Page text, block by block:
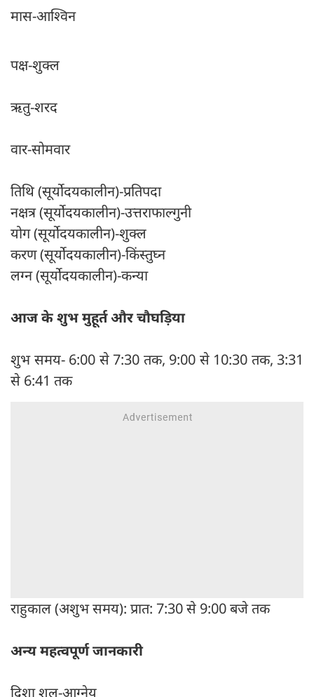
मास-आश्विन
पक्ष-शुक्ल
ऋतु-शरद
वार-सोमवार
तिथि (सूर्योदयकालीन)-प्रतिपदा
नक्षत्र (सूर्योदयकालीन)-उत्तराफाल्गुनी
योग (सूर्योदयकालीन)-शुक्ल
करण (सूर्योदयकालीन)-किंस्तुघ्न
लग्न (सूर्योदयकालीन)-कन्या
आज के शुभ मुहूर्त और चौघड़िया
शुभ समय- 6:00 से 7:30 तक, 9:00 से 10:30 तक, 3:31
से 6:41 तक
राहुकाल (अशुभ समय): प्रात: 7:30 से 9:00 बजे तक
अन्य महत्वपूर्ण जानकारी
दिशा शूल-आग्नेय